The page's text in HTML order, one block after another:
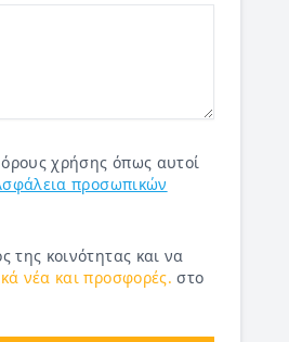
χρήσης όπως αυτοί
προσωπικών
της κοινότητας και να
νέα και προσφορές. στο